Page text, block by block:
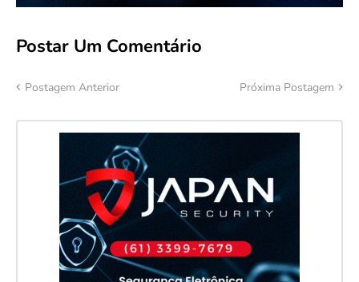
Postar Um Comentário
Postagem Anterior Próxima Postagem